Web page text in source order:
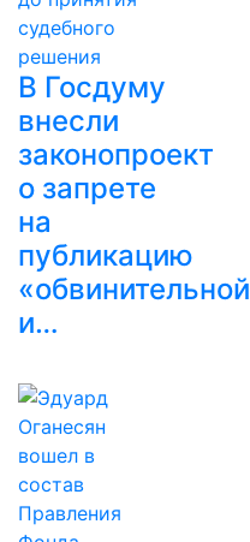
В Госдуму
внесли
законопроект
о запрете
на
публикацию
«обвинительной
и…